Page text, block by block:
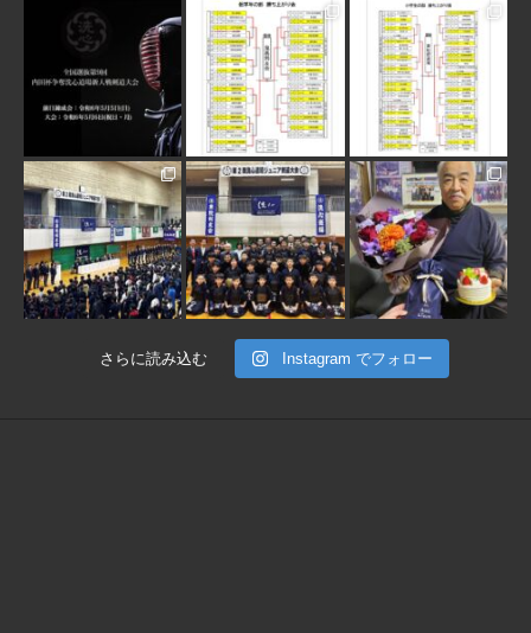
1月 31 1月 31
1月 30 1月 30 1月 28
さらに読み込む Instagram でフォロー